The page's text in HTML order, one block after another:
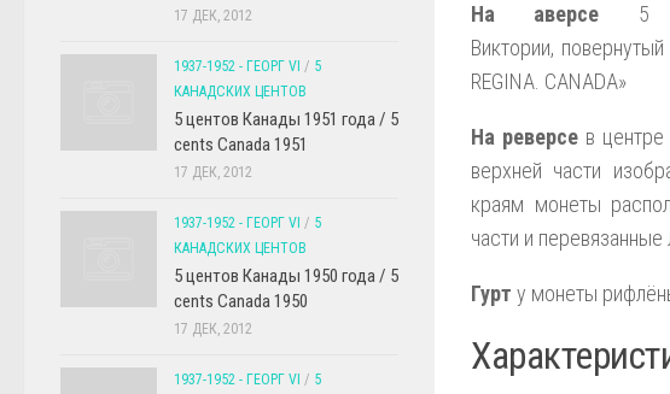
На аверсе 5
Виктории,
REGINA. CANADA»
На реверсе в
верхней части
краям монеты
части и перевязанные
Гурт у монеты
17 ДЕК, 2012
1937-1952 - ГЕОРГ VI / 5
КАНАДСКИХ ЦЕНТОВ
5 центов Канады 1951 года / 5
cents Canada 1951
17 ДЕК, 2012
1937-1952 - ГЕОРГ VI / 5
КАНАДСКИХ ЦЕНТОВ
5 центов Канады 1950 года / 5
cents Canada 1950
17 ДЕК, 2012
1937-1952 - ГЕОРГ VI / 5